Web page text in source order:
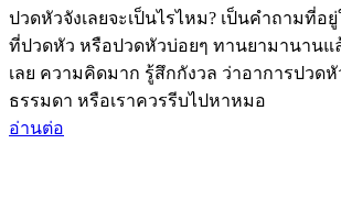
ปวดหัวจังเลยจะเป็นไรไหม? เป็นคำถามที่อ
ที่ปวดหัว หรือปวดหัวบ่อยๆ ทานยามานานแ
เลย ความคิดมาก รู้สึกกังวล ว่าอาการปวดหั
ธรรมดา หรือเราควรรีบไปหาหมอ
อ่านต่อ